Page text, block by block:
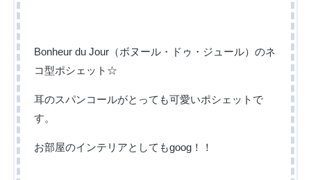
Bonheur du Jour（ボヌール・ドゥ・ジュール）のネ
コ型ポシェット☆
耳のスパンコールがとっても可愛いポシェットで
す。
お部屋のインテリアとしてもgoog！！